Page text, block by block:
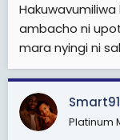
ambacho ni
mara nyingi ni
Platinum